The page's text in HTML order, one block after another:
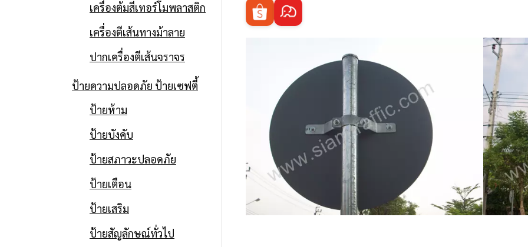
เครื่องต้มสีเทอร์โมพลาสติก
เครื่องตีเส้นทางม้าลาย
ปากเครื่องตีเส้นจราจร
ป้ายความปลอดภัย ป้ายเซฟตี้
ป้ายห้าม
ป้ายบังคับ
ป้ายสภาวะปลอดภัย
ป้ายเตือน
ป้ายเสริม
ป้ายสัญลักษณ์ทั่วไป